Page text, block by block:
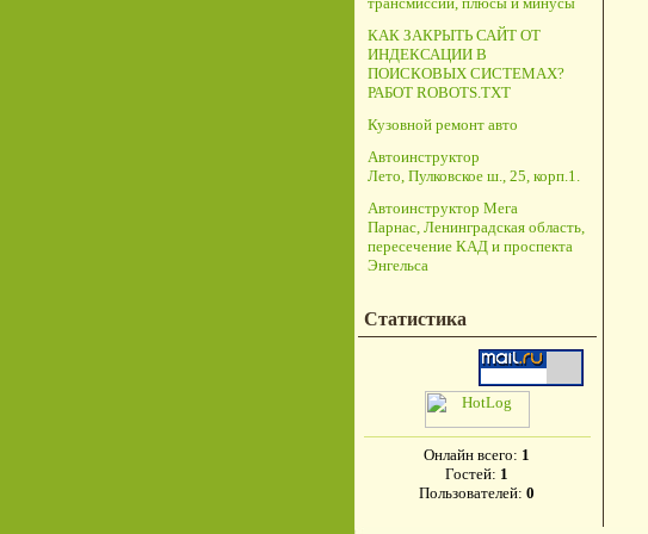
КАК ЗАКРЫТЬ САЙТ ОТ
ИНДЕКСАЦИИ В
ПОИСКОВЫХ СИСТЕМАХ?
РАБОТ ROBOTS.TXT
Кузовной ремонт авто
Автоинструктор
Лето, Пулковское ш., 25, корп.1.
Автоинструктор Мега
Парнас, Ленинградская область,
пересечение КАД и проспекта
Энгельса
Статистика
Онлайн всего: 1
Гостей: 1
Пользователей: 0